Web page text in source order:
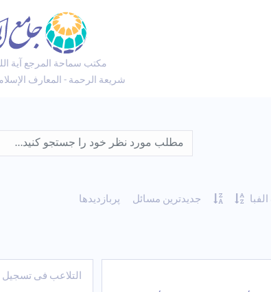
مكتب سماحة المرجع آية
شريعة الرحمة - المعارف
جدیدترین مسائل پربازدیدها
التلاعب فی تسجیل